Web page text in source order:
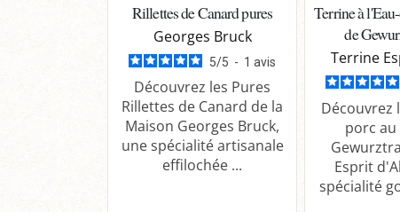
Rillettes de Canard pures
Georges Bruck
5/5 - 1 avis
Découvrez les Pures
Rillettes de Canard de la
Maison Georges Bruck,
une spécialité artisanale
effilochée ...
Terrine à
de
Terrine
Découvrez
porc au
Esprit
spécialité